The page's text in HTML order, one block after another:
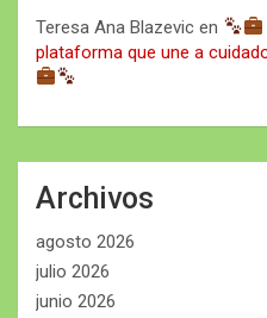
Teresa Ana Blazevic en
plataforma que une a
Archivos
agosto 2026
julio 2026
junio 2026